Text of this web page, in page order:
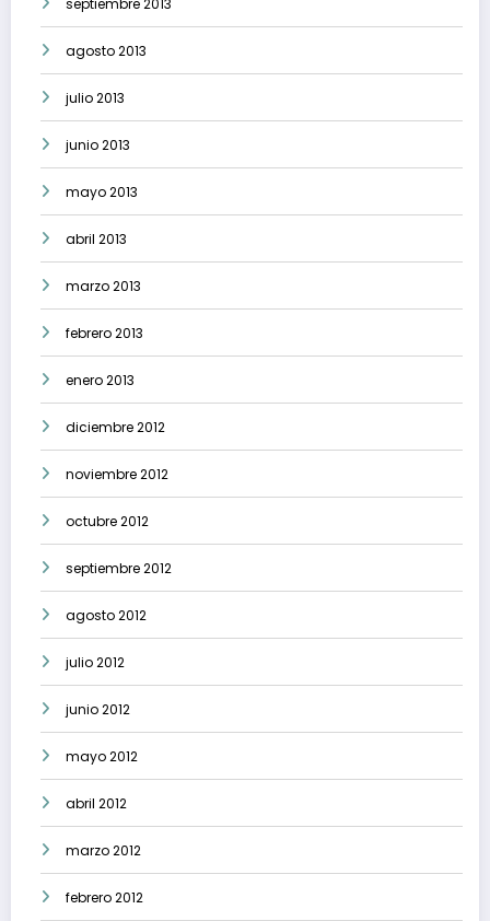
septiembre 2013
agosto 2013
julio 2013
junio 2013
mayo 2013
abril 2013
marzo 2013
febrero 2013
enero 2013
diciembre 2012
noviembre 2012
octubre 2012
septiembre 2012
agosto 2012
julio 2012
junio 2012
mayo 2012
abril 2012
marzo 2012
febrero 2012